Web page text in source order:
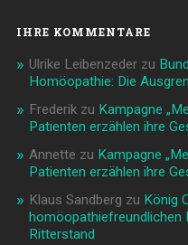
IHRE KOMMENTARE
Ulrike Leibenzederzu
Homöopathie: Die
Frederikzu Kampagne
Patienten erzählen ihre
Annette zu Kampagne
Patienten erzählen ihre
Klaus Sandberg zu König
homöopathiefreundlichen
Ritterstand